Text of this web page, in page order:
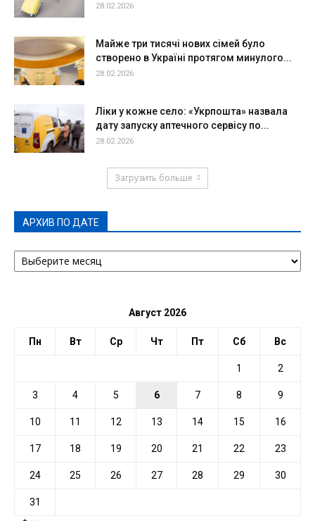
28.02.2026
Майже три тисячі нових сімей було
створено в Україні протягом минулого...
28.02.2026
Ліки у кожне село: «Укрпошта» назвала
дату запуску аптечного сервісу по...
28.02.2026
Загрузить больше
АРХИВ ПО ДАТЕ
АРХИВ
ПО
Август 2026
Пн Вт Ср Чт Пт Сб Вс
1 2
3 4 5 6 7 8 9
10 11 12 13 14 15 16
17 18 19 20 21 22 23
24 25 26 27 28 29 30
31